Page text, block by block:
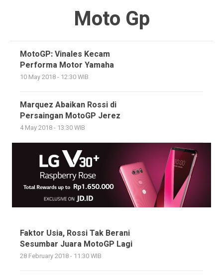
Moto Gp
MotoGP: Vinales Kecam
Performa Motor Yamaha
10 May 2018 - 12:30 WIB
Marquez Abaikan Rossi di
Persaingan MotoGP Jerez
4 May 2018 - 13:30 WIB
Faktor Usia, Rossi Tak Berani
Sesumbar Juara MotoGP Lagi
28 February 2018 - 11:30 WIB